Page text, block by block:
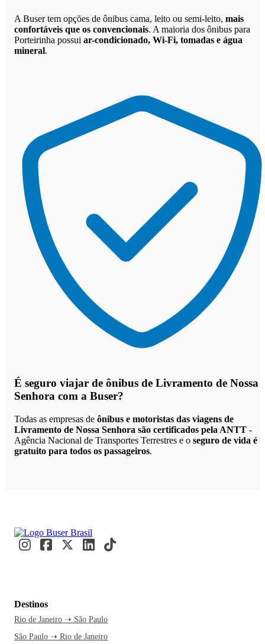
A Buser tem opções de ônibus cama, leito ou semi-leito, mais
confortáveis que os convencionais. A maioria dos ônibus para
Porteirinha possui ar-condicionado, Wi-Fi, tomadas e água
mineral.
É seguro viajar de ônibus de Livramento de Nossa
Senhora com a Buser?
Todas as empresas de ônibus e motoristas das viagens de
Livramento de Nossa Senhora são certificados pela ANTT -
Agência Nacional de Transportes Terrestres e o seguro de vida é
gratuito para todos os passageiros.
Destinos
Rio de Janeiro ➝ São Paulo
São Paulo ➝ Rio de Janeiro